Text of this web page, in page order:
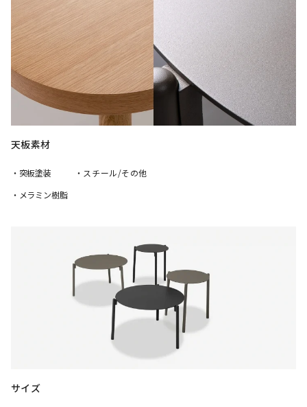
天板素材
・突板塗装
・メラミン樹脂
・スチール/その他
サイズ